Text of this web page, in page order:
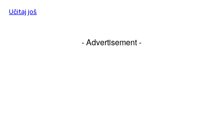
Učitaj još
- Advertisement -